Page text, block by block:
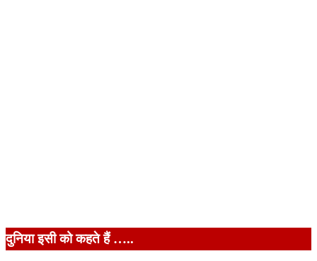
दुनिया इसी को कहते हैं …..